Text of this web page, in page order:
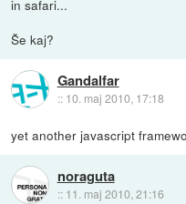
in safari...
Še kaj?
Gandalfar
:: 10. maj 2010, 17:18
yet another javascript
noraguta
:: 11. maj 2010, 21:16